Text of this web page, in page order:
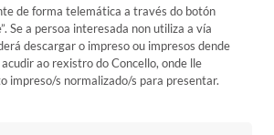
de forma telemática a través do botón
Se a persoa interesada non utiliza a vía
descargar o impreso ou impresos dende
ao rexistro do Concello, onde lle
impreso/s normalizado/s para presentar.